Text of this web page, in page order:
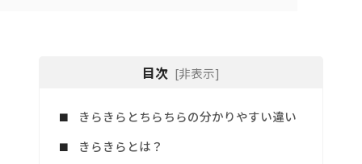
目次 [非表示]
きらきらとちらちらの分かりやすい違い
きらきらとは？